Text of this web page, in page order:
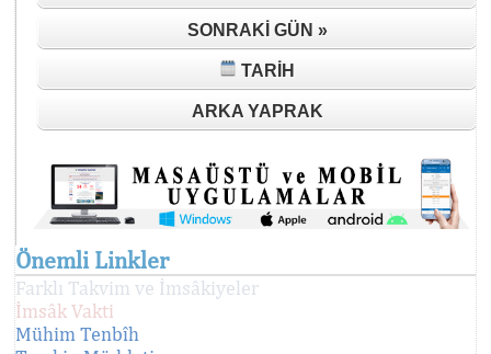
SONRAKI GÜN »
TARIH
ARKA YAPRAK
Önemli Linkler
Farklı Takvim ve İmsâkiyeler
İmsâk Vakti
Mühim Tenbîh